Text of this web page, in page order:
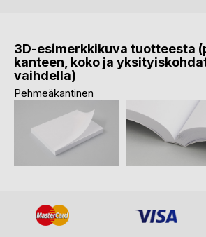
3D-esimerkkikuva tuotteesta
kanteen, koko ja
vaihdella)
Pehmeäkantinen